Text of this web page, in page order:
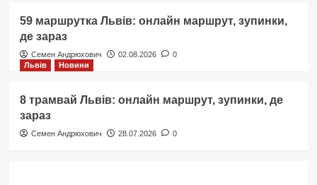
59 маршрутка Львів: онлайн маршрут, зупинки,
де зараз
Семен Андрюхович 02.08.2026
0
Львів
Новини
8 трамвай Львів: онлайн маршрут, зупинки, де
зараз
Семен Андрюхович 28.07.2026 0